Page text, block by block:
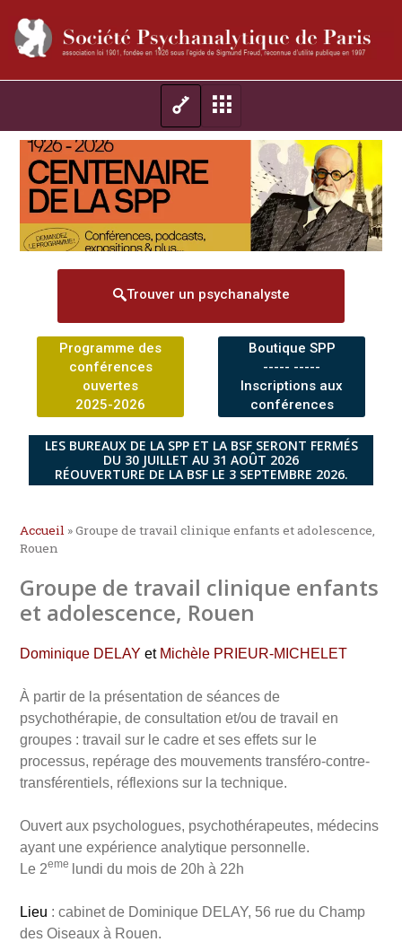
Trouver un psychanalyste
Programme des
conférences
ouvertes
2025-2026
Boutique SPP
----- -----
Inscriptions aux
conférences
LES BUREAUX DE LA SPP ET LA BSF SERONT FERMÉS
DU 30 JUILLET AU 31 AOÛT 2026
RÉOUVERTURE DE LA BSF LE 3 SEPTEMBRE 2026.
Accueil »Groupe de travail clinique enfants et adolescence,
Rouen
Groupe de travail clinique enfants
et adolescence, Rouen
Dominique DELAY etMichèle PRIEUR-MICHELET
À partir de la présentation de séances de
psychothérapie, de consultation et/ou de travail en
groupes : travail sur le cadre et ses effets sur le
processus, repérage des mouvements transféro-contre-
transférentiels, réflexions sur la technique.
Ouvert aux psychologues, psychothérapeutes, médecins
ayant une expérience analytique personnelle.
Le 2eme lundi du mois de 20h à 22h
Lieu : cabinet de Dominique DELAY, 56 rue du Champ
des Oiseaux à Rouen.